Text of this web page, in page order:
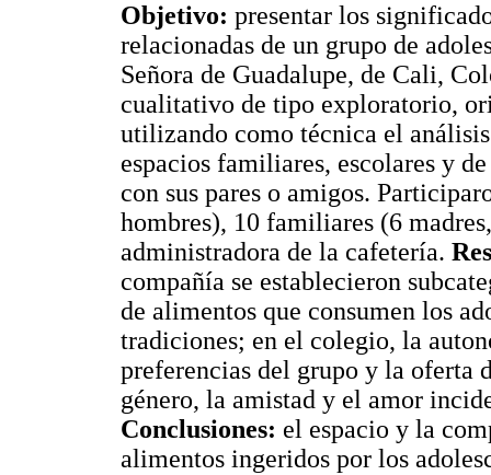
Objetivo: presentar los
relacionadas de un grupo de
Señora de Guadalupe, de Cali,
cualitativo de tipo exploratorio,
utilizando como técnica el
espacios familiares, escolares y
con sus pares o amigos.
hombres), 10 familiares (6
administradora de la cafetería.
compañía se establecieron
de alimentos que consumen los
tradiciones; en el colegio, la
preferencias del grupo y la oferta
género, la amistad y el amor
Conclusiones: el espacio y la
alimentos ingeridos por los